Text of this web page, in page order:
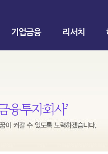
기업금융 리서치